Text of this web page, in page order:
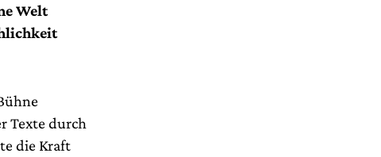
Welt
Texte durch
die Kraft